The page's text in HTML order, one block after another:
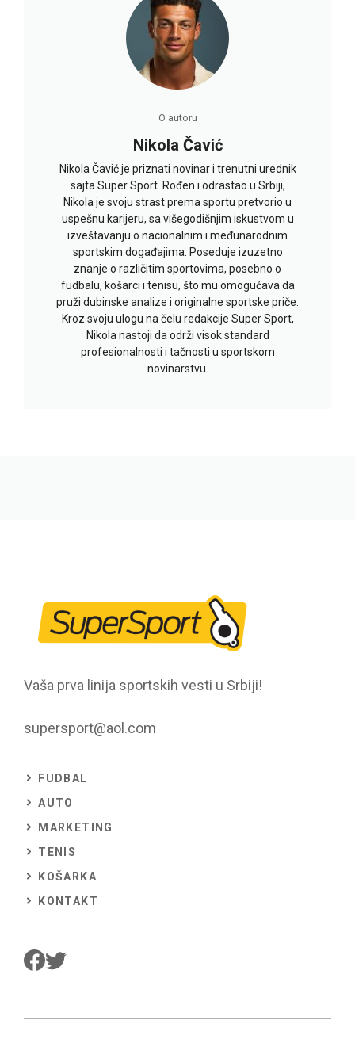
O autoru
Nikola Čavić
Nikola Čavić je priznati novinar i trenutni urednik
sajta Super Sport. Rođen i odrastao u Srbiji,
Nikola je svoju strast prema sportu pretvorio u
uspešnu karijeru, sa višegodišnjim iskustvom u
izveštavanju o nacionalnim i međunarodnim
sportskim događajima. Poseduje izuzetno
znanje o različitim sportovima, posebno o
fudbalu, košarci i tenisu, što mu omogućava da
pruži dubinske analize i originalne sportske priče.
Kroz svoju ulogu na čelu redakcije Super Sport,
Nikola nastoji da održi visok standard
profesionalnosti i tačnosti u sportskom
novinarstvu.
Vaša prva linija sportskih vesti u Srbiji!
supersport@aol.com
FUDBAL
AUTO
MARKETING
TENIS
KOŠARKA
KONTAKT